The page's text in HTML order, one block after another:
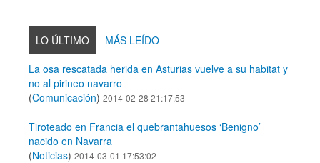
LO ÚLTIMO
MÁS LEÍDO
La osa rescatada herida en Asturias vuelve a su habitat y
no al pirineo navarro
(Comunicación) 2014-02-28 21:17:53
Tiroteado en Francia el quebrantahuesos ‘Benigno’
nacido en Navarra
(Noticias) 2014-03-01 17:53:02